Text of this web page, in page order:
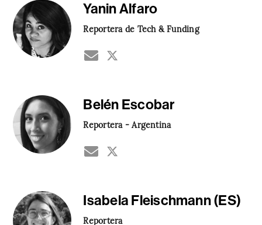
Yanin Alfaro
Reportera de Tech & Funding
Belén Escobar
Reportera - Argentina
Isabela Fleischmann (ES)
Reportera